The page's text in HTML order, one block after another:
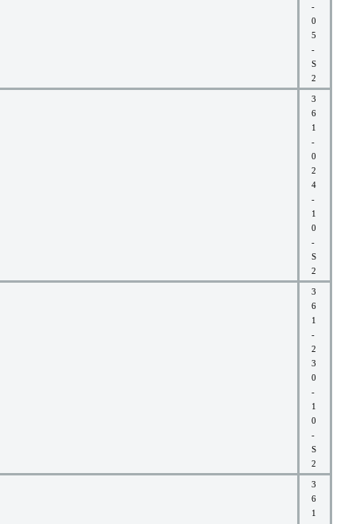
-
0
5
-
S
2
3
6
1
-
0
2
4
-
1
0
-
S
2
3
6
1
-
2
3
0
-
1
0
-
S
2
3
6
1